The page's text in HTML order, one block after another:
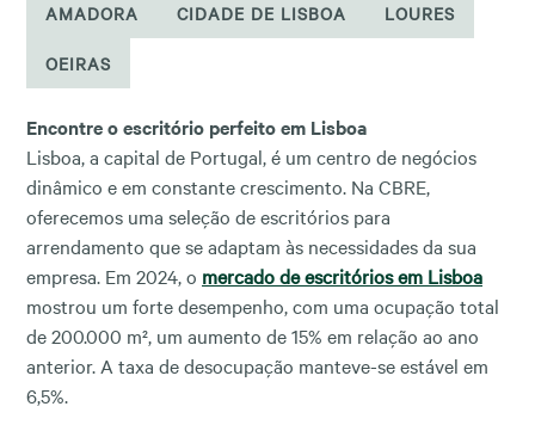
AMADORA CIDADE DE LISBOA LOURES
OEIRAS
Encontre o escritório perfeito em Lisboa
Lisboa, a capital de Portugal, é um centro de negócios
dinâmico e em constante crescimento. Na CBRE,
oferecemos uma seleção de escritórios para
arrendamento que se adaptam às necessidades da sua
empresa. Em 2024, o mercado de escritórios em Lisboa
mostrou um forte desempenho, com uma ocupação total
de 200.000 m², um aumento de 15% em relação ao ano
anterior. A taxa de desocupação manteve-se estável em
6,5%.